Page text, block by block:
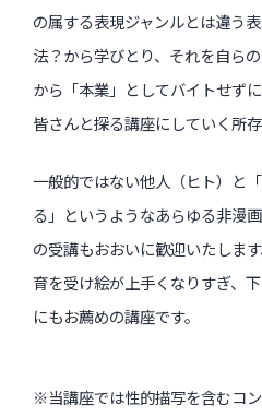
の属する表現ジャンルとは違う
法？から学びとり、それを自ら
から「本業」としてバイトせず
皆さんと探る講座にしていく所存
一般的ではない他人（ヒト）と
る」というようなあらゆる非漫
の受講もおおいに歓迎いたしま
育を受け絵が上手くなりすぎ、
にもお薦めの講座です。
※当講座では性的描写を含むコ